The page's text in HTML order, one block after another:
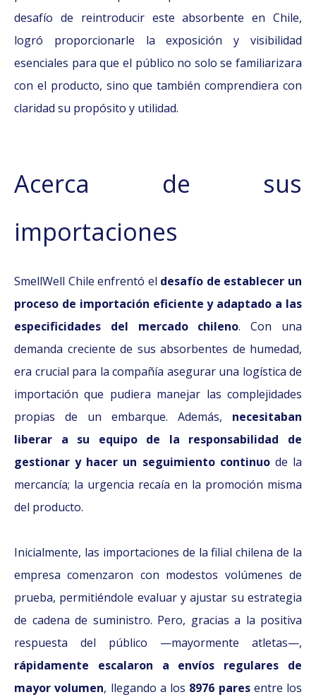
desafío de reintroducir este absorbente en Chile,
logró proporcionarle la exposición y visibilidad
esenciales para que el público no solo se familiarizara
con el producto, sino que también comprendiera con
claridad su propósito y utilidad.
Acerca de sus
importaciones
SmellWell Chile enfrentó el desafío de establecer un
proceso de importación eficiente y adaptado a las
especificidades del mercado chileno. Con una
demanda creciente de sus absorbentes de humedad,
era crucial para la compañía asegurar una logística de
importación que pudiera manejar las complejidades
propias de un embarque. Además, necesitaban
liberar a su equipo de la responsabilidad de
gestionar y hacer un seguimiento continuode la
mercancía; la urgencia recaía en la promoción misma
del producto.
Inicialmente, las importaciones de la filial chilena de la
empresa comenzaron con modestos volúmenes de
prueba, permitiéndole evaluar y ajustar su estrategia
de cadena de suministro. Pero, gracias a la positiva
respuesta del público —mayormente atletas—,
rápidamente escalaron a envíos regulares de
mayor volumen, llegando a los 8976 paresentre los